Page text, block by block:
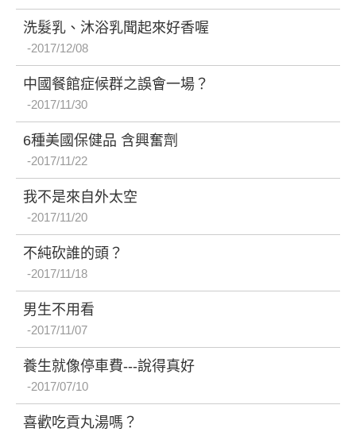
洗髮乳、沐浴乳聞起來好香喔
2017/12/08
中國餐館症候群之誤會一場？
2017/11/30
6種美國保健品 含興奮劑
2017/11/22
我不是來自外太空
2017/11/20
不純砍誰的頭？
2017/11/18
男生不用看
2017/11/07
養生就像停車費---說得真好
2017/07/10
喜歡吃貢丸湯嗎？